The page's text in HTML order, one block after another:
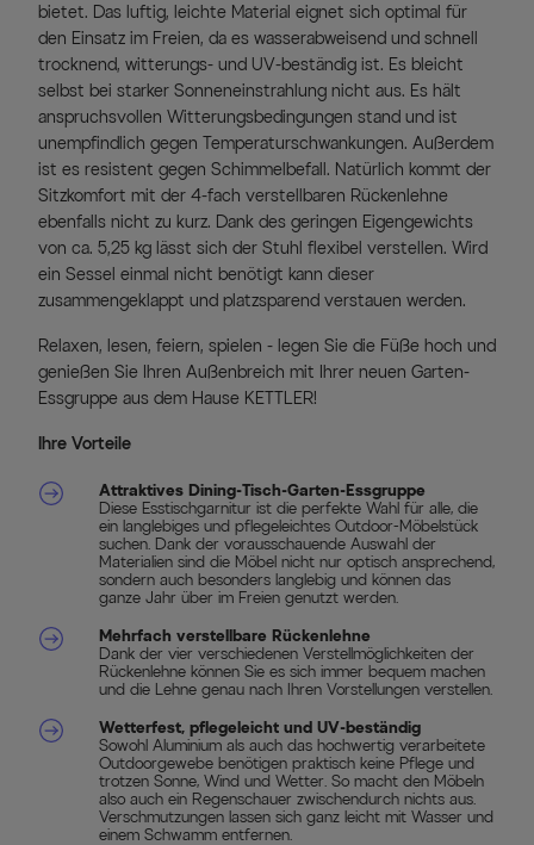
bietet. Das luftig, leichte Material eignet sich optimal für
den Einsatz im Freien, da es wasserabweisend und schnell
trocknend, witterungs- und UV-beständig ist. Es bleicht
selbst bei starker Sonneneinstrahlung nicht aus. Es hält
anspruchsvollen Witterungsbedingungen stand und ist
unempfindlich gegen Temperaturschwankungen. Außerdem
ist es resistent gegen Schimmelbefall. Natürlich kommt der
Sitzkomfort mit der 4-fach verstellbaren Rückenlehne
ebenfalls nicht zu kurz. Dank des geringen Eigengewichts
von ca. 5,25 kg lässt sich der Stuhl flexibel verstellen. Wird
ein Sessel einmal nicht benötigt kann dieser
zusammengeklappt und platzsparend verstauen werden.
Relaxen, lesen, feiern, spielen - legen Sie die Füße hoch und
genießen Sie Ihren Außenbreich mit Ihrer neuen Garten-
Essgruppe aus dem Hause KETTLER!
Ihre Vorteile
Attraktives Dining-Tisch-Garten-Essgruppe
Diese Esstischgarnitur ist die perfekte Wahl für alle, die
ein langlebiges und pflegeleichtes Outdoor-Möbelstück
suchen. Dank der vorausschauende Auswahl der
Materialien sind die Möbel nicht nur optisch ansprechend,
sondern auch besonders langlebig und können das
ganze Jahr über im Freien genutzt werden.
Mehrfach verstellbare Rückenlehne
Dank der vier verschiedenen Verstellmöglichkeiten der
Rückenlehne können Sie es sich immer bequem machen
und die Lehne genau nach Ihren Vorstellungen verstellen.
Wetterfest, pflegeleicht und UV-beständig
Sowohl Aluminium als auch das hochwertig verarbeitete
Outdoorgewebe benötigen praktisch keine Pflege und
trotzen Sonne, Wind und Wetter. So macht den Möbeln
also auch ein Regenschauer zwischendurch nichts aus.
Verschmutzungen lassen sich ganz leicht mit Wasser und
einem Schwamm entfernen.